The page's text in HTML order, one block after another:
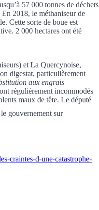
57 000 tonnes de déchets
2018, le méthaniseur de
Cette sorte de boue est
2 000 hectares ont été
et La Quercynoise,
digestat, particulièrement
aux engrais
régulièrement incommodés
maux de tête. Le député
gouvernement sur
craintes-d-une-catastrophe-